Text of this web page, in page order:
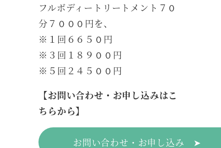
フルボディートリートメント７０
分７０００円を、
※１回６６５０円
※３回１８９００円
※５回２４５００円
【お問い合わせ・お申し込みはこ
ちらから】
お問い合わせ・お申し込み ➤